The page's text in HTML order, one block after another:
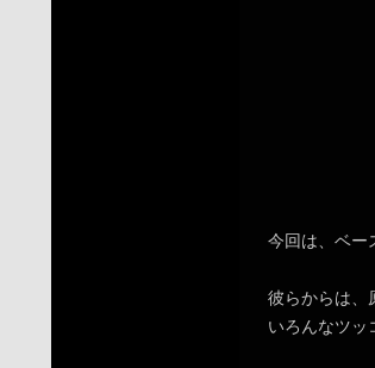
今回は、ベー
彼らからは、
いろんなツ